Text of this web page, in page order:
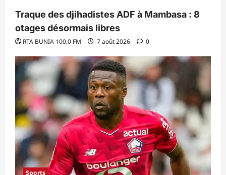
Traque des djihadistes ADF à Mambasa : 8
otages désormais libres
RTA BUNIA 100.0 FM 7 août 2026 0
Sports